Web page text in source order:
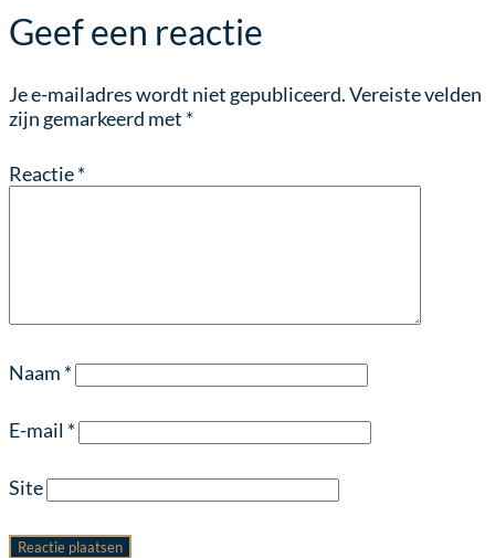
Geef een reactie
Je e-mailadres wordt niet gepubliceerd.Vereiste velden
zijn gemarkeerd met *
Reactie*
Naam *
E-mail *
Site